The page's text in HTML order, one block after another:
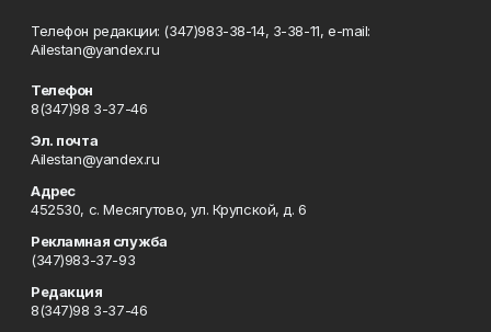
Телефон редакции: (347)983-38-14, 3-38-11, e-mail:
Ailestan@yandex.ru
Телефон
8(347)98 3-37-46
Эл. почта
Ailestan@yandex.ru
Адрес
452530, с. Месягутово, ул. Крупской, д. 6
Рекламная служба
(347)983-37-93
Редакция
8(347)98 3-37-46